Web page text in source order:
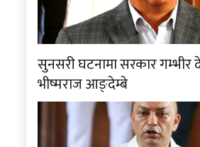
सुनसरी घटनामा सरकार गम्भीर
भीष्मराज आङ्देम्बे